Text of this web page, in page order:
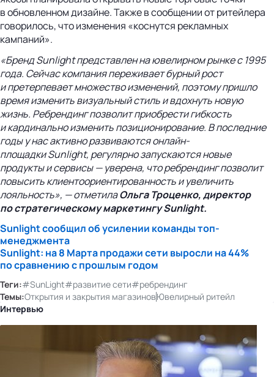
в обновленном дизайне. Также в сообщении от ритейлера
говорилось, что изменения «коснутся рекламных
кампаний».
«Бренд Sunlight представлен на ювелирном рынке с 1995
года. Сейчас компания переживает бурный рост
и претерпевает множество изменений, поэтому пришло
время изменить визуальный стиль и вдохнуть новую
жизнь. Ребрендинг позволит приобрести гибкость
и кардинально изменить позиционирование. В последние
годы у нас активно развиваютсяонлайн-
площадкиSunlight, регулярно запускаются новые
продукты и сервисы — уверена, что ребрендинг позволит
повысить клиентоориентированность и увеличить
лояльность», — отметилаОльга Троценко, директор
по стратегическому маркетингу Sunlight.
Sunlight сообщил об усилении командытоп-
менеджмента
Sunlight: на 8 Марта продажи сети выросли на 44%
по сравнению с прошлым годом
Теги:#SunLight#развитие сети#ребрендинг
Темы:Открытия и закрытия магазиновЮвелирный ритейл
Интервью